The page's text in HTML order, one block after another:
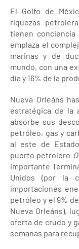
El Golfo de
riquezas
tienen
emplaza el
marinas y de
mundo, con una
día y 16% de la
Nueva Orleáns
estratégica de la
absorbe sus
petróleo, gas y
al este de
puerto petrolero
importante
Unidos (por la
importaciones
petróleo y el 9%
Nueva Orleáns),
oferta de crudo y
semanas para